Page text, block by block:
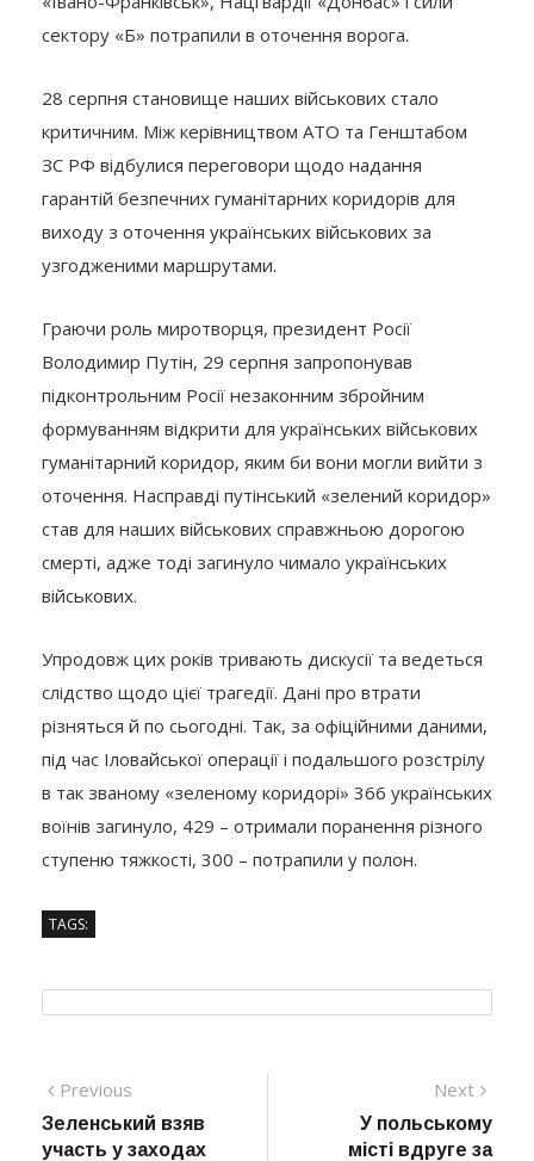
сектору «Б» потрапили в оточення ворога.
28 серпня становище наших військових стало
критичним. Між керівництвом АТО та Генштабом
ЗС РФ відбулися переговори щодо надання
гарантій безпечних гуманітарних коридорів для
виходу з оточення українських військових за
узгодженими маршрутами.
Граючи роль миротворця, президент Росії
Володимир Путін, 29 серпня запропонував
підконтрольним Росії незаконним збройним
формуванням відкрити для українських військових
гуманітарний коридор, яким би вони могли вийти з
оточення. Насправді путінський «зелений коридор»
став для наших військових справжньою дорогою
смерті, адже тоді загинуло чимало українських
військових.
Упродовж цих років тривають дискусії та ведеться
слідство щодо цієї трагедії. Дані про втрати
різняться й по сьогодні. Так, за офіційними даними,
під час Іловайської операції і подальшого розстрілу
в так званому «зеленому коридорі» 366 українських
воїнів загинуло, 429 – отримали поранення різного
ступеню тяжкості, 300 – потрапили у полон.
TAGS:
Навігація
записів
Previous
post:
Зеленський взяв
участь у заходах
Next
post:
У польському
місті вдруге за